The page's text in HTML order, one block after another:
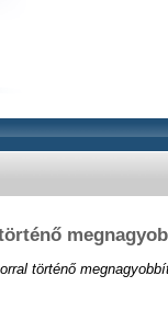
történő